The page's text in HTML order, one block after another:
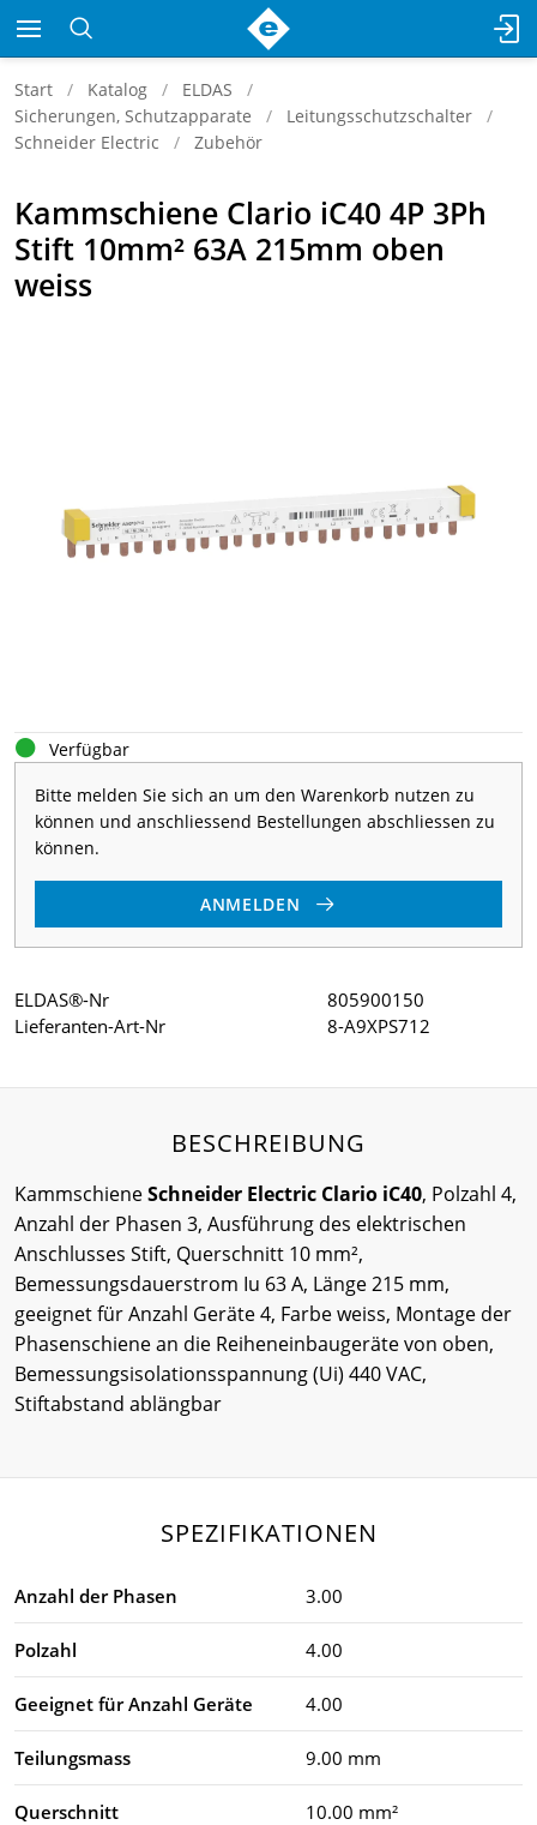
Start Katalog
ELDAS
Sicherungen, Schutzapparate
Leitungsschutzschalter
Schneider Electric
Zubehör
Kammschiene Clario iC40 4P 3Ph
Stift 10mm² 63A 215mm oben
weiss
Verfügbar
Bitte melden Sie sich an um den Warenkorb nutzen zu
können und anschliessend Bestellungen abschliessen zu
können.
ANMELDEN
ELDAS®-Nr
805900150
Lieferanten-Art-Nr
8-A9XPS712
BESCHREIBUNG
KammschieneSchneider Electric Clario iC40, Polzahl 4,
Anzahl der Phasen 3, Ausführung des elektrischen
Anschlusses Stift, Querschnitt 10 mm²,
Bemessungsdauerstrom Iu 63 A, Länge 215 mm,
geeignet für Anzahl Geräte 4, Farbe weiss, Montage der
Phasenschiene an die Reiheneinbaugeräte von oben,
Bemessungsisolationsspannung (Ui) 440 VAC,
Stiftabstand ablängbar
SPEZIFIKATIONEN
Anzahl der Phasen 3.00
Polzahl 4.00
Geeignet für Anzahl Geräte 4.00
Teilungsmass 9.00 mm
Querschnitt 10.00 mm²